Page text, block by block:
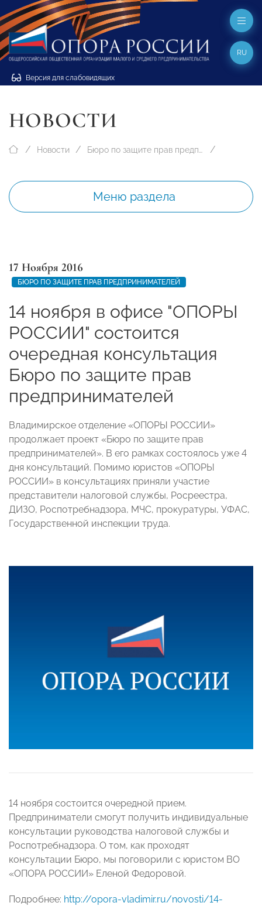
Версия для слабовидящих
RU
НОВОСТИ
Новости Бюро по защите прав предпринимателей
Меню раздела
17 Ноября 2016
БЮРО ПО ЗАЩИТЕ ПРАВ ПРЕДПРИНИМАТЕЛЕЙ
14 ноября в офисе "ОПОРЫ
РОССИИ" состоится
очередная консультация
Бюро по защите прав
предпринимателей
Владимирское отделение «ОПОРЫ РОССИИ»
продолжает проект «Бюро по защите прав
предпринимателей». В его рамках состоялось уже 4
дня консультаций. Помимо юристов «ОПОРЫ
РОССИИ» в консультациях приняли участие
представители налоговой службы, Росреестра,
ДИЗО, Роспотребнадзора, МЧС, прокуратуры, УФАС,
Государственной инспекции труда.
14 ноября состоится очередной прием.
Предприниматели смогут получить индивидуальные
консультации руководства налоговой службы и
Роспотребнадзора. О том, как проходят
консультации Бюро, мы поговорили с юристом ВО
«ОПОРА РОССИИ» Еленой Федоровой.
Подробнее: http://opora-vladimir.ru/novosti/14-